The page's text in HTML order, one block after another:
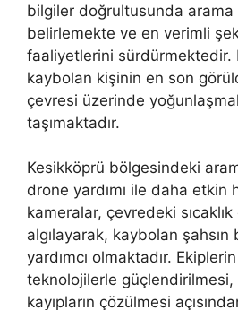
bilgiler doğrultusunda arama
belirlemekte ve en verimli
faaliyetlerini sürdürmektedir.
kaybolan kişinin en son
çevresi üzerinde
taşımaktadır.
Kesikköprü bölgesindeki
drone yardımı ile daha etkin
kameralar, çevredeki
algılayarak, kaybolan şahsın
yardımcı olmaktadır.
teknolojilerle
kayıpların çözülmesi